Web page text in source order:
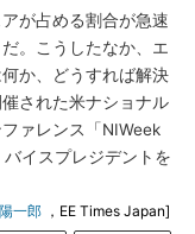
が占める割合が急速
。こうしたなか、エ
か、どうすれば解決
された米ナショナル
ァレンス「NIWeek
イスプレジデントを
一郎 ，EE Times Japan]